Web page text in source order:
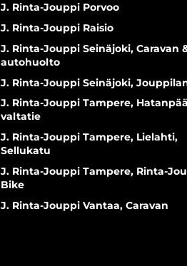
J. Rinta-Jouppi Porvoo
J. Rinta-Jouppi Raisio
J. Rinta-Jouppi Seinäjoki, Caravan
autohuolto
J. Rinta-Jouppi Seinäjoki,
J. Rinta-Jouppi Tampere,
valtatie
J. Rinta-Jouppi Tampere, Lielahti,
Sellukatu
J. Rinta-Jouppi Tampere, Rinta-
Bike
J. Rinta-Jouppi Vantaa, Caravan